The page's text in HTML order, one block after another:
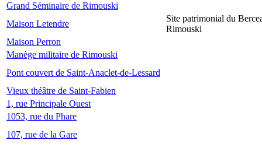
Grand Séminaire de Rimouski
Maison Letendre
Site patrimonial du
Rimouski
Maison Perron
Manège militaire de Rimouski
Pont couvert de Saint-Anaclet-de-Lessard
Vieux théâtre de Saint-Fabien
1, rue Principale Ouest
1053, rue du Phare
107, rue de la Gare